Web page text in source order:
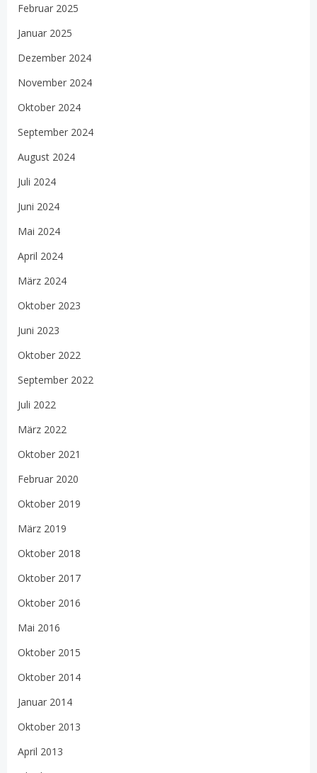
Februar 2025
Januar 2025
Dezember 2024
November 2024
Oktober 2024
September 2024
August 2024
Juli 2024
Juni 2024
Mai 2024
April 2024
März 2024
Oktober 2023
Juni 2023
Oktober 2022
September 2022
Juli 2022
März 2022
Oktober 2021
Februar 2020
Oktober 2019
März 2019
Oktober 2018
Oktober 2017
Oktober 2016
Mai 2016
Oktober 2015
Oktober 2014
Januar 2014
Oktober 2013
April 2013